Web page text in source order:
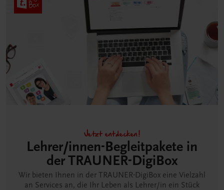
Jetzt entdecken!
Lehrer/innen-Begleitpakete in
der TRAUNER-DigiBox
Wir bieten Ihnen in der TRAUNER-DigiBox eine Vielzahl
an Services an, die Ihr Leben als Lehrer/in ein Stück